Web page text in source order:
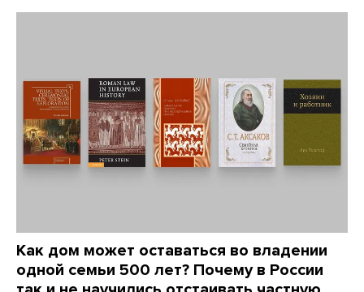
Как дом может оставаться во владении
одной семьи 500 лет? Почему в России